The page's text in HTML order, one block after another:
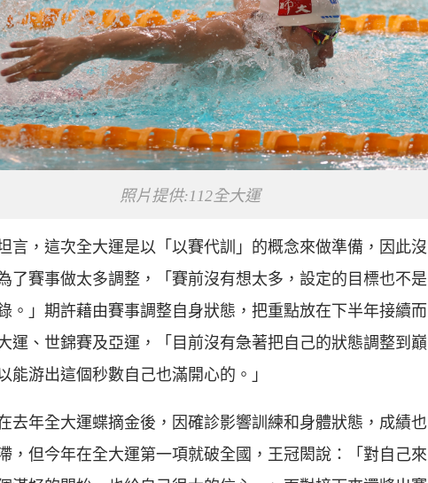
照片提供:112全大運
言，這次全大運是以「以賽代訓」的概念來做準備，因此沒
了賽事做太多調整，「賽前沒有想太多，設定的目標也不是
。」期許藉由賽事調整自身狀態，把重點放在下半年接續而
運、世錦賽及亞運，「目前沒有急著把自己的狀態調整到巔
能游出這個秒數自己也滿開心的。」
去年全大運蝶摘金後，因確診影響訓練和身體狀態，成績也
，但今年在全大運第一項就破全國，王冠閎說：「對自己來